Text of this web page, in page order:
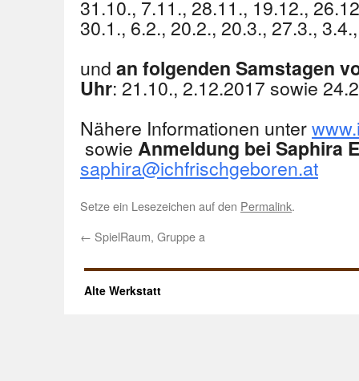
31.10., 7.11., 28.11., 19.12.,
30.1., 6.2., 20.2., 20.3., 27.3.,
und an folgenden Samstagen
Uhr: 21.10., 2.12.2017 sowie
Nähere Informationen unter
sowie Anmeldung bei Saphira
saphira@ichfrischgeboren.at
Setze ein Lesezeichen auf den Permalink.
← SpielRaum, Gruppe a
Alte Werkstatt